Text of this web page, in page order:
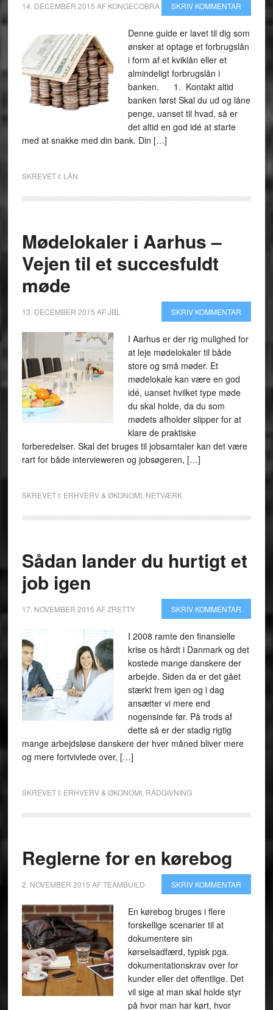
14. DECEMBER 2015 AF KONGECOBRA SKRIV KOMMENTAR
Denne guide er lavet til dig som
ønsker at optage et forbrugslån
i form af et kviklån eller et
almindeligt forbrugslån i
banken. 1. Kontakt altid
banken først Skal du ud og låne
penge, uanset til hvad, så er
det altid en god idé at starte
med at snakke med din bank. Din […]
SKREVET I: LÅN
Mødelokaler i Aarhus –
Vejen til et succesfuldt
møde
13. DECEMBER 2015 AFJBL SKRIV KOMMENTAR
I Aarhus er der rig mulighed for
at leje mødelokaler til både
store og små møder. Et
mødelokale kan være en god
idé, uanset hvilket type møde
du skal holde, da du som
mødets afholder slipper for at
klare de praktiske
forberedelser. Skal det bruges til jobsamtaler kan det være
rart for både intervieweren og jobsøgeren, […]
SKREVET I: ERHVERV & ØKONOMI, NETVÆRK
Sådan lander du hurtigt et
job igen
17. NOVEMBER 2015 AFZRETTY SKRIV KOMMENTAR
I 2008 ramte den finansielle
krise os hårdt i Danmark og det
kostede mange danskere der
arbejde. Siden da er det gået
stærkt frem igen og i dag
ansætter vi mere end
nogensinde før. På trods af
dette så er der stadig rigtig
mange arbejdsløse danskere der hver måned bliver mere
og mere fortvivlede over, […]
SKREVET I: ERHVERV & ØKONOMI, RÅDGIVNING
Reglerne for en kørebog
2. NOVEMBER 2015 AFTEAMBUILD SKRIV KOMMENTAR
En kørebog bruges i flere
forskellige scenarier til at
dokumentere sin
kørselsadfærd, typisk pga.
dokumentationskrav over for
kunder eller det offentlige. Det
vil sige at man skal holde styr
på hvor man har kørt, hvor